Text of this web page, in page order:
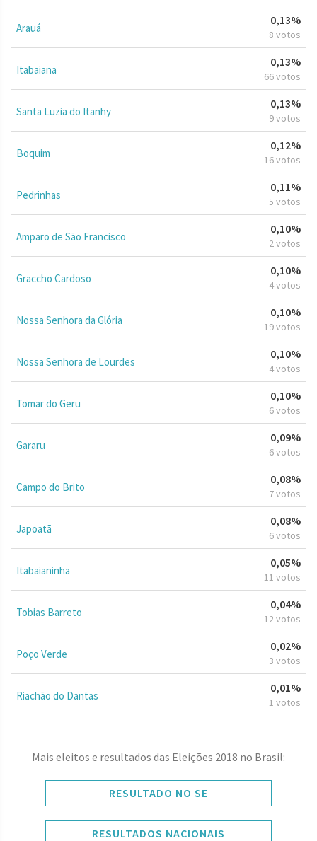
Arauá
0,13%
8 votos
Itabaiana
0,13%
66 votos
Santa Luzia do Itanhy
0,13%
9 votos
Boquim
0,12%
16 votos
Pedrinhas
0,11%
5 votos
Amparo de São Francisco
0,10%
2 votos
Graccho Cardoso
0,10%
4 votos
Nossa Senhora da Glória
0,10%
19 votos
Nossa Senhora de Lourdes
0,10%
4 votos
Tomar do Geru
0,10%
6 votos
Gararu
0,09%
6 votos
Campo do Brito
0,08%
7 votos
Japoatã
0,08%
6 votos
Itabaianinha
0,05%
11 votos
Tobias Barreto
0,04%
12 votos
Poço Verde
0,02%
3 votos
Riachão do Dantas
0,01%
1 votos
Mais eleitos e resultados das Eleições 2018 no Brasil:
RESULTADO NO SE
RESULTADOS NACIONAIS